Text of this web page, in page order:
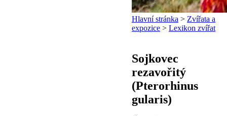
Hlavní stránka > Zvířata a
expozice > Lexikon zvířat
Sojkovec
rezavořitý
(Pterorhinus
gularis)